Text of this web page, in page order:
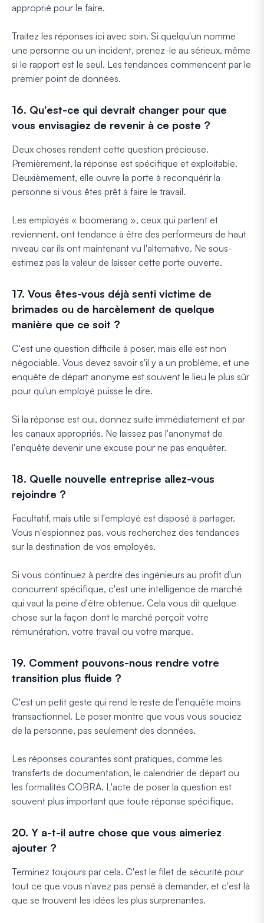
approprié pour le faire.
Traitez les réponses ici avec soin. Si quelqu'un nomme
une personne ou un incident, prenez-le au sérieux, même
si le rapport est le seul. Les tendances commencent par le
premier point de données.
16. Qu'est-ce qui devrait changer pour que
vous envisagiez de revenir à ce poste ?
Deux choses rendent cette question précieuse.
Premièrement, la réponse est spécifique et exploitable.
Deuxièmement, elle ouvre la porte à reconquérir la
personne si vous êtes prêt à faire le travail.
Les employés « boomerang », ceux qui partent et
reviennent, ont tendance à être des performeurs de haut
niveau car ils ont maintenant vu l'alternative. Ne sous-
estimez pas la valeur de laisser cette porte ouverte.
17. Vous êtes-vous déjà senti victime de
brimades ou de harcèlement de quelque
manière que ce soit ?
C'est une question difficile à poser, mais elle est non
négociable. Vous devez savoir s'il y a un problème, et une
enquête de départ anonyme est souvent le lieu le plus sûr
pour qu'un employé puisse le dire.
Si la réponse est oui, donnez suite immédiatement et par
les canaux appropriés. Ne laissez pas l'anonymat de
l'enquête devenir une excuse pour ne pas enquêter.
18. Quelle nouvelle entreprise allez-vous
rejoindre ?
Facultatif, mais utile si l'employé est disposé à partager.
Vous n'espionnez pas, vous recherchez des tendances
sur la destination de vos employés.
Si vous continuez à perdre des ingénieurs au profit d'un
concurrent spécifique, c'est une intelligence de marché
qui vaut la peine d'être obtenue. Cela vous dit quelque
chose sur la façon dont le marché perçoit votre
rémunération, votre travail ou votre marque.
19. Comment pouvons-nous rendre votre
transition plus fluide ?
C'est un petit geste qui rend le reste de l'enquête moins
transactionnel. Le poser montre que vous vous souciez
de la personne, pas seulement des données.
Les réponses courantes sont pratiques, comme les
transferts de documentation, le calendrier de départ ou
les formalités COBRA. L'acte de poser la question est
souvent plus important que toute réponse spécifique.
20. Y a-t-il autre chose que vous aimeriez
ajouter ?
Terminez toujours par cela. C'est le filet de sécurité pour
tout ce que vous n'avez pas pensé à demander, et c'est là
que se trouvent les idées les plus surprenantes.